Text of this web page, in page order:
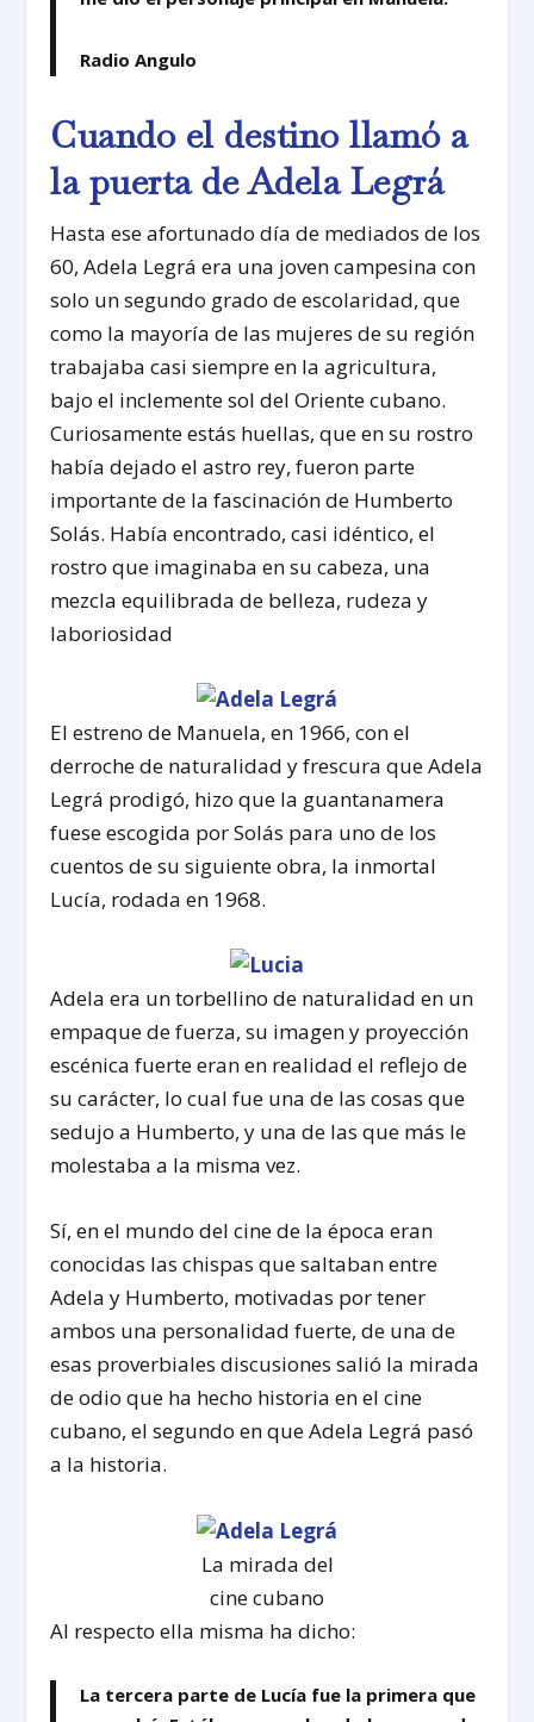
Radio Angulo
Cuando el destino llamó a
la puerta de Adela Legrá
Hasta ese afortunado día de mediados de los
60, Adela Legrá era una joven campesina con
solo un segundo grado de escolaridad, que
como la mayoría de las mujeres de su región
trabajaba casi siempre en la agricultura,
bajo el inclemente sol del Oriente cubano.
Curiosamente estás huellas, que en su rostro
había dejado el astro rey, fueron parte
importante de la fascinación de Humberto
Solás. Había encontrado, casi idéntico, el
rostro que imaginaba en su cabeza, una
mezcla equilibrada de belleza, rudeza y
laboriosidad
El estreno de Manuela, en 1966, con el
derroche de naturalidad y frescura que Adela
Legrá prodigó, hizo que la guantanamera
fuese escogida por Solás para uno de los
cuentos de su siguiente obra, la inmortal
Lucía, rodada en 1968.
Adela era un torbellino de naturalidad en un
empaque de fuerza, su imagen y proyección
escénica fuerte eran en realidad el reflejo de
su carácter, lo cual fue una de las cosas que
sedujo a Humberto, y una de las que más le
molestaba a la misma vez.
Sí, en el mundo del cine de la época eran
conocidas las chispas que saltaban entre
Adela y Humberto, motivadas por tener
ambos una personalidad fuerte, de una de
esas proverbiales discusiones salió la mirada
de odio que ha hecho historia en el cine
cubano, el segundo en que Adela Legrá pasó
a la historia.
La mirada del
cine cubano
Al respecto ella misma ha dicho:
La tercera parte de Lucía fue la primera que